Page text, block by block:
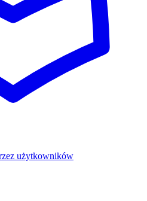
użytkowników